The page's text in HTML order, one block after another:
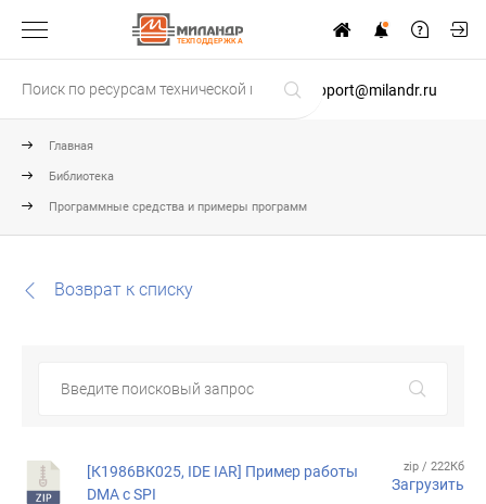
ТЕХПОДДЕРЖКА
support@milandr.ru
Главная
Библиотека
Программные средства и примеры программ
Возврат к списку
[К1986ВК025, IDE IAR] Пример работы
DMA с SPI
zip / 222Кб
Загрузить